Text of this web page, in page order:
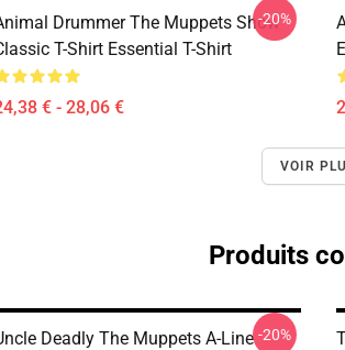
Drummer The Muppets Show
T-Shirt Essential T-Shirt
€ - 28,06 €
-20%
VOIR
Produits
Deadly The Muppets A-Line -20%